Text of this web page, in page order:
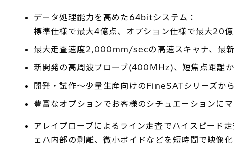
データ処理能力を高めた64bitシステム：
標準仕様で最大4億点、オプション仕様で最大20
最大走査速度2,000mm/secの高速スキャナ、最
新開発の高周波プローブ(400MHz)、短焦点距離
開発・試作～少量生産向けのFineSATシリーズ
豊富なオプションでお客様のシチュエーションに
アレイプローブによるライン走査でハイスピード
ェハ内部の剥離、微小ボイドなどを短時間で映像化